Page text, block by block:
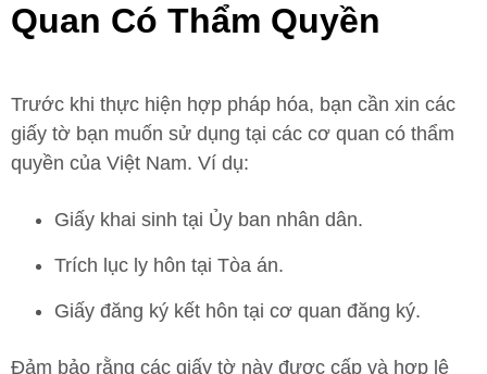
Quan Có Thẩm Quyền
Trước khi thực hiện hợp pháp hóa, bạn cần xin các
giấy tờ bạn muốn sử dụng tại các cơ quan có thẩm
quyền của Việt Nam. Ví dụ:
Giấy khai sinh tại Ủy ban nhân dân.
Trích lục ly hôn tại Tòa án.
Giấy đăng ký kết hôn tại cơ quan đăng ký.
Đảm bảo rằng các giấy tờ này được cấp và hợp lệ